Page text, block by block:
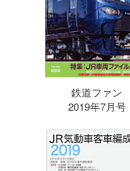
鉄道ファン
2019年7月号